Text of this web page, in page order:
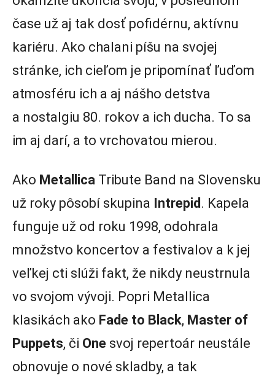
čase už aj tak dosť pofidérnu, aktívnu
kariéru. Ako chalani píšu na svojej
stránke, ich cieľom je pripomínať ľuďom
atmosféru ich a aj nášho detstva
a nostalgiu 80. rokov a ich ducha. To sa
im aj darí, a to vrchovatou mierou.
Ako Metallica Tribute Band na Slovensku
už roky pôsobí skupina Intrepid . Kapela
funguje už od roku 1998, odohrala
množstvo koncertov a festivalov a k jej
veľkej cti slúži fakt, že nikdy neustrnula
vo svojom vývoji. Popri Metallica
klasikách ako Fade to Black, Master of
Puppets, či One svoj repertoár neustále
obnovuje o nové skladby, a tak